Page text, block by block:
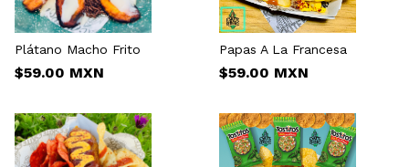
Plátano Macho Frito
$59.00 MXN
Papas A La Francesa
$59.00 MXN